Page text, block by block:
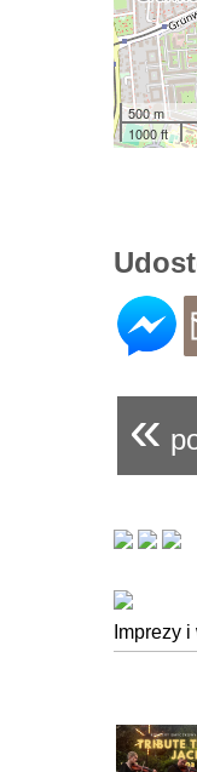
500 m
1000 ft
«
Imprezy